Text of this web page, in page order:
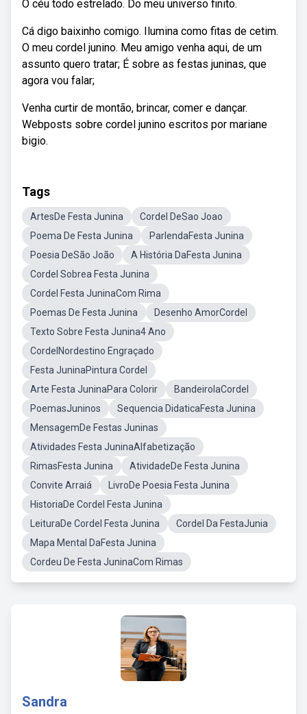
O céu todo estrelado. Do meu universo finito.
Cá digo baixinho comigo. Ilumina como fitas de cetim.
O meu cordel junino. Meu amigo venha aqui, de um
assunto quero tratar; É sobre as festas juninas, que
agora vou falar;
Venha curtir de montão, brincar, comer e dançar.
Webposts sobre cordel junino escritos por mariane
bigio.
Tags
ArtesDe Festa Junina
Cordel DeSao Joao
Poema De Festa Junina
ParlendaFesta Junina
Poesia DeSão João
A História DaFesta Junina
Cordel Sobrea Festa Junina
Cordel Festa JuninaCom Rima
Poemas De Festa Junina
Desenho AmorCordel
Texto Sobre Festa Junina4 Ano
CordelNordestino Engraçado
Festa JuninaPintura Cordel
Arte Festa JuninaPara Colorir
BandeirolaCordel
PoemasJuninos
Sequencia DidaticaFesta Junina
MensagemDe Festas Juninas
Atividades Festa JuninaAlfabetização
RimasFesta Junina
AtividadeDe Festa Junina
Convite Arraiá
LivroDe Poesia Festa Junina
HistoriaDe Cordel Festa Junina
LeituraDe Cordel Festa Junina
Cordel Da FestaJunia
Mapa Mental DaFesta Junina
Cordeu De Festa JuninaCom Rimas
Sandra